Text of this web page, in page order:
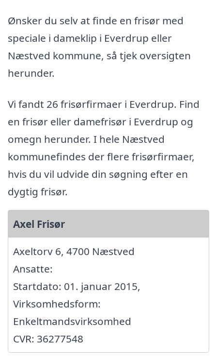
Ønsker du selv at finde en frisør med
speciale i dameklip i Everdrup eller
Næstved kommune, så tjek oversigten
herunder.
Vi fandt 26 frisørfirmaer i Everdrup. Find
en frisør eller damefrisør i Everdrup og
omegn herunder. I hele Næstved
kommunefindes der flere frisørfirmaer,
hvis du vil udvide din søgning efter en
dygtig frisør.
Axel Frisør
Axeltorv 6, 4700 Næstved
Ansatte:
Startdato: 01. januar 2015,
Virksomhedsform:
Enkeltmandsvirksomhed
CVR: 36277548